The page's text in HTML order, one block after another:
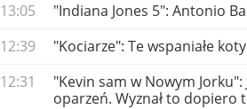
13:05
"Indiana Jones 5": Antonio
12:39
"Kociarze": Te wspaniałe
12:31
"Kevin sam w Nowym
oparzeń. Wyznał to dopiero